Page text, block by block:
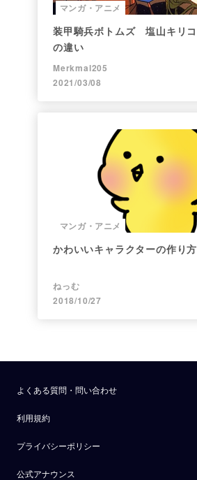
マンガ・アニメ
装甲騎兵ボトムズ 塩山キリ
の違い
Merkmal205
2021/03/08
マンガ・アニメ
かわいいキャラクターの作り方
ねっむ
2018/10/27
よくある質問・問い合わせ
利用規約
プライバシーポリシー
公式アナウンス